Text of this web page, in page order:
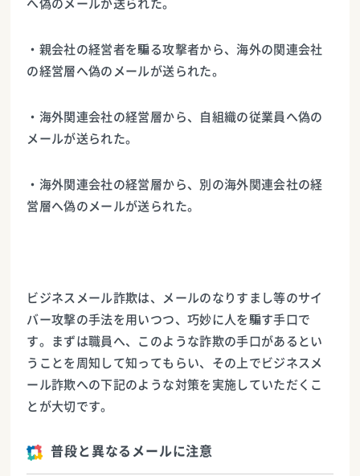
へ偽のメールが送られた。
・親会社の経営者を騙る攻撃者から、海外の関連会社
の経営層へ偽のメールが送られた。
・海外関連会社の経営層から、自組織の従業員へ偽の
メールが送られた。
・海外関連会社の経営層から、別の海外関連会社の経
営層へ偽のメールが送られた。
ビジネスメール詐欺は、メールのなりすまし等のサイ
バー攻撃の手法を用いつつ、巧妙に人を騙す手口で
す。まずは職員へ、このような詐欺の手口があるとい
うことを周知して知ってもらい、その上でビジネスメ
ール詐欺への下記のような対策を実施していただくこ
とが大切です。
普段と異なるメールに注意